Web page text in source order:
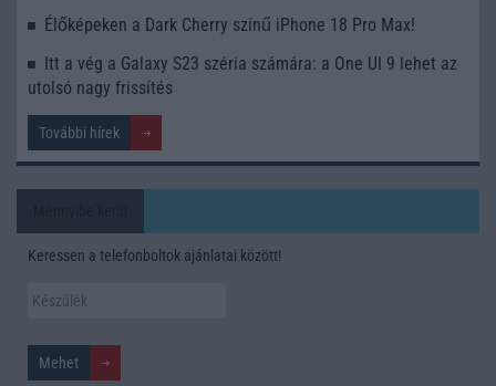
Élőképeken a Dark Cherry színű iPhone 18 Pro Max!
Itt a vég a Galaxy S23 széria számára: a One UI 9 lehet az
utolsó nagy frissítés
További hírek
Keressen a telefonboltok ajánlatai között!